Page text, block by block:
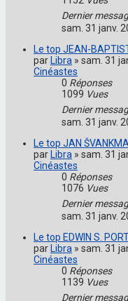
Dernier
sam. 31 janv.
Le top JEAN-
parLibra » sam. 31
Cinéastes
0 Réponses
1099 Vues
Dernier
sam. 31 janv.
Le top JAN
parLibra » sam. 31
Cinéastes
0 Réponses
1076 Vues
Dernier
sam. 31 janv.
Le top EDWIN S.
parLibra » sam. 31
Cinéastes
0 Réponses
1139 Vues
Dernier